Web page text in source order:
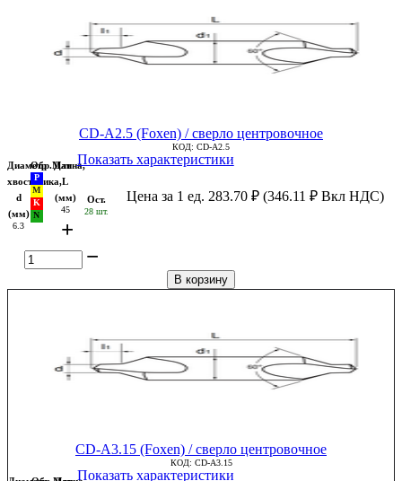
CD-A2.5 (Foxen) / сверло центровочное
КОД: CD-A2.5
Диаметр
хвостовика,
d
(мм)
6.3
Обр.МатДлина,
L
(мм)
45
Показать характеристики
Ост.
28 шт.
Цена за 1 ед. 283.70 ₽ (346.11 ₽Вкл НДС)
+
−
В корзину
CD-A3.15 (Foxen) / сверло центровочное
КОД: CD-A3.15
Показать характеристики